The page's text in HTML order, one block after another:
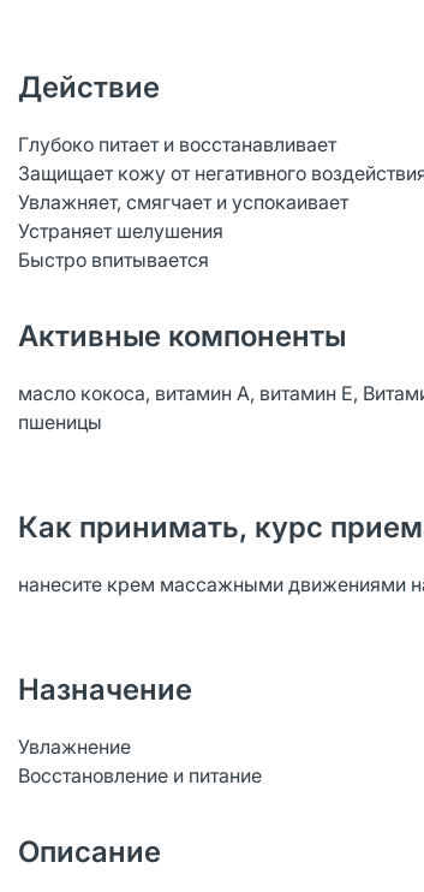
Действие
Глубоко питает и восстанавливает
Защищает кожу от негативного
Увлажняет, смягчает и успокаивает
Устраняет шелушения
Быстро впитывается
Активные компоненты
масло кокоса, витамин A, витамин Е,
пшеницы
Как принимать, курс
нанесите крем массажными движениями
Назначение
Увлажнение
Восстановление и питание
Описание